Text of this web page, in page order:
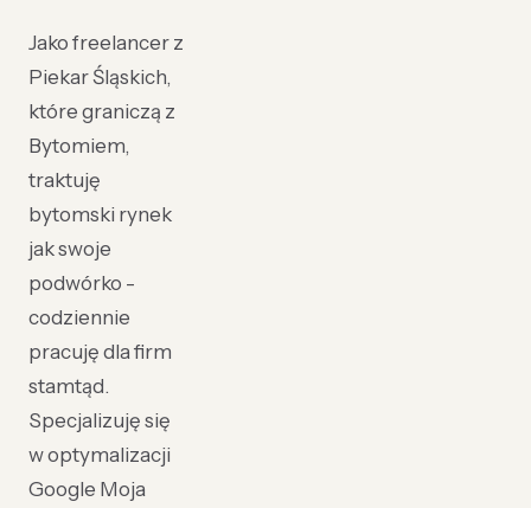
Jako freelancer z
Piekar Śląskich,
które graniczą z
Bytomiem,
traktuję
bytomski rynek
jak swoje
podwórko -
codziennie
pracuję dla firm
stamtąd.
Specjalizuję się
w optymalizacji
Google Moja